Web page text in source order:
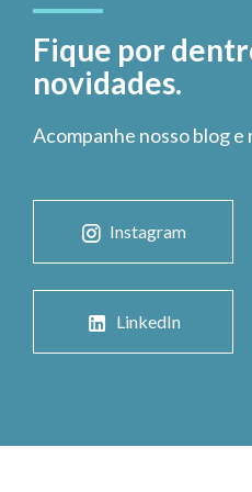
Fique por
novidades.
Acompanhe nosso blog e
Instagram
LinkedIn